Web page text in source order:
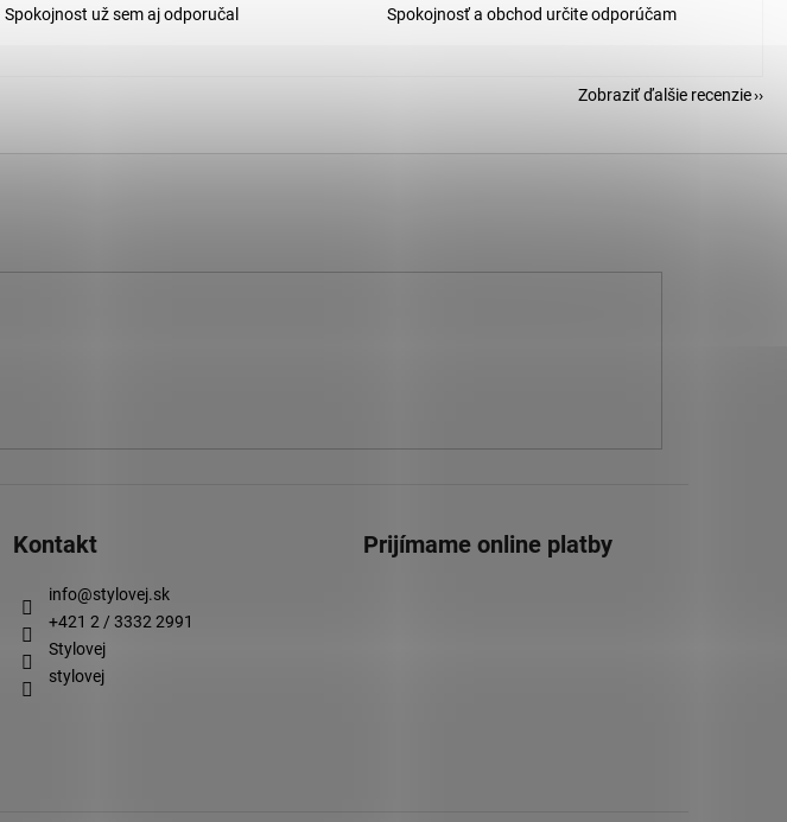
Spokojnost už sem aj odporučal Spokojnosť a obchod určite odporúčam
Zobraziť ďalšie recenzie
Kontakt
info@stylovej.sk
+421 2 / 3332 2991
Stylovej
stylovej
Prijímame online platby